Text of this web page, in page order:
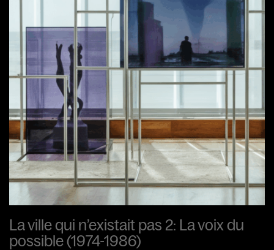
La ville qui n’existait pas 2: La voix du
possible (1974-1986)